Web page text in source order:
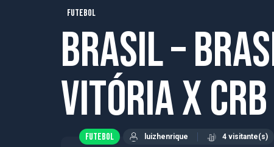
FUTEBOL
Brasil –
Vitória x CRB
FUTEBOL luizhenrique 4 visitante(s)